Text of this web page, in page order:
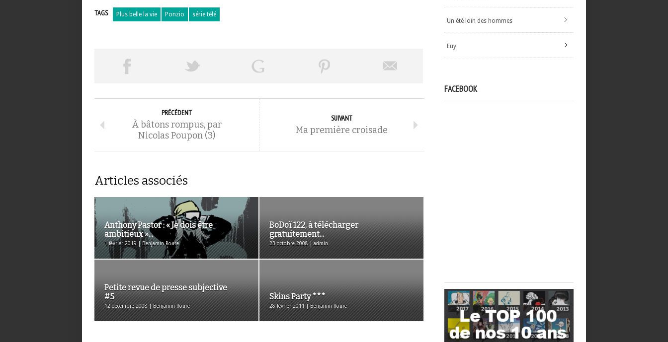
TAGS Plus belle la vie Ponzio série télé
PRÉCÉDENT
À bâtons rompus, par
Nicolas Poupon (3)
SUIVANT
Ma première croisade
Articles associés
Anthony Pastor : « Je dois être
ambitieux »...
1 février 2019 | Benjamin Roure
BoDoï 122, à télécharger
gratuitement...
23 octobre 2008 | admin
Petite revue de presse subjective
#5
12 décembre 2008 | Benjamin Roure
Skins Party ***
28 février 2011 | Benjamin Roure
Un été loin des hommes
Euy
FACEBOOK